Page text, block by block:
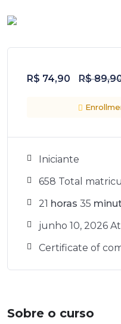
R$ 74,90 R$
Iniciante
658 Total
21 horas 35
junho 10, 2026
Certificate of
Sobre o curso